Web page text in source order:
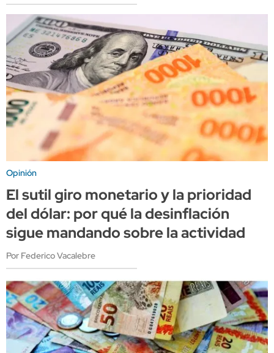
Opinión
El sutil giro monetario y la prioridad
del dólar: por qué la desinflación
sigue mandando sobre la actividad
Por Federico Vacalebre